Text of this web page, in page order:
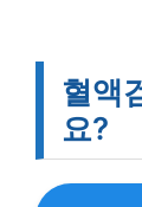
혈액
요?